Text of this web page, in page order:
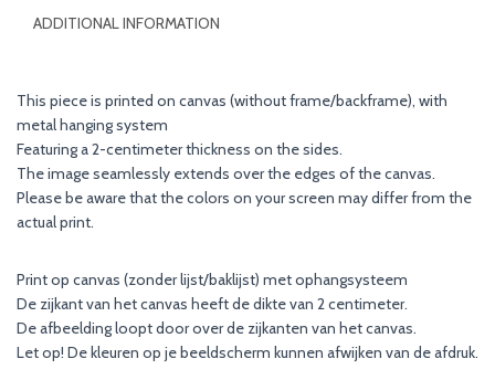
ADDITIONAL INFORMATION
This piece is printed on canvas (without frame/backframe), with
metal hanging system
Featuring a 2-centimeter thickness on the sides.
The image seamlessly extends over the edges of the canvas.
Please be aware that the colors on your screen may differ from the
actual print.
Print op canvas (zonder lijst/baklijst) met ophangsysteem
De zijkant van het canvas heeft de dikte van 2 centimeter.
De afbeelding loopt door over de zijkanten van het canvas.
Let op! De kleuren op je beeldscherm kunnen afwijken van de afdruk.